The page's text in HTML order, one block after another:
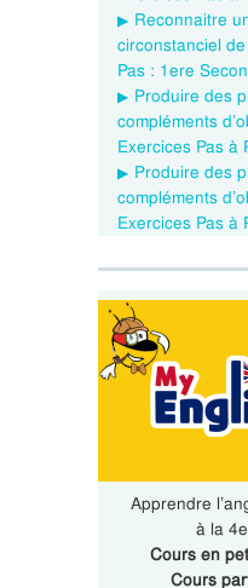
Reconnaitre
circonstanciel
Pas : 1ere
Produire des
compléments
Exercices Pas à
Produire des
compléments
Exercices Pas à
Apprendre
à la
Cours en
Cours